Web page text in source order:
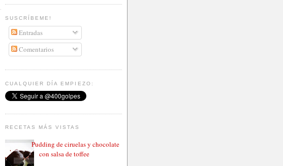
SUSCRÍBEME!
Entradas
Comentarios
CUALQUIER DÍA EMPIEZO:
RECETAS MÁS VISTAS
Pudding de ciruelas y chocolate
con salsa de toffee